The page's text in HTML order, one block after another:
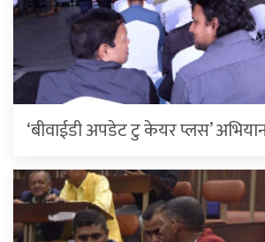
‘बीवाईडी अपडेट टु केयर प्लस’